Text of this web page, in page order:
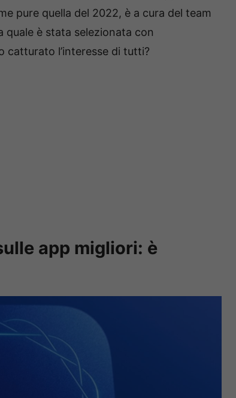
pure quella del 2022, è a cura del team
quale è stata selezionata con
catturato l’interesse di tutti?
app migliori: è